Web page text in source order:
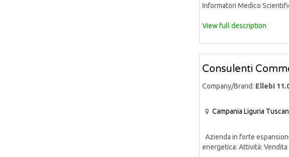
Informatori Medico
View full description
Consulenti
Company/Brand: Ellebi
Campania Liguria
Azienda in forte
energetica: Attività: